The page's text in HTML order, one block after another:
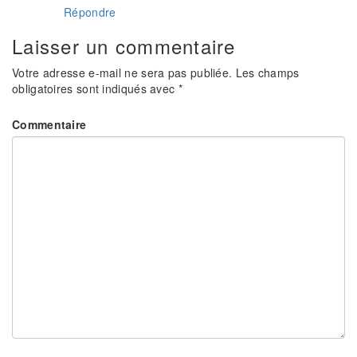
Répondre
Laisser un commentaire
Votre adresse e-mail ne sera pas publiée. Les champs
obligatoires sont indiqués avec *
Commentaire